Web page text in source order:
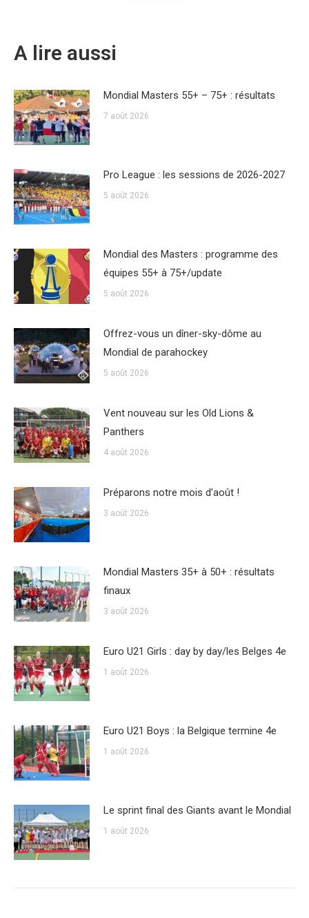
A lire aussi
Mondial Masters 55+ – 75+ : résultats
7 août 2026
Pro League : les sessions de 2026-2027
5 août 2026
Mondial des Masters : programme des
équipes 55+ à 75+/update
5 août 2026
Offrez-vous un dîner-sky-dôme au
Mondial de parahockey
5 août 2026
Vent nouveau sur les Old Lions &
Panthers
4 août 2026
Préparons notre mois d’août !
3 août 2026
Mondial Masters 35+ à 50+ : résultats
finaux
3 août 2026
Euro U21 Girls : day by day/les Belges 4e
1 août 2026
Euro U21 Boys : la Belgique termine 4e
1 août 2026
Le sprint final des Giants avant le Mondial
1 août 2026